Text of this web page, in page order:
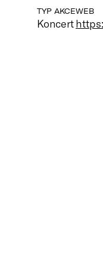
TYP AKCE
Koncert
WEB